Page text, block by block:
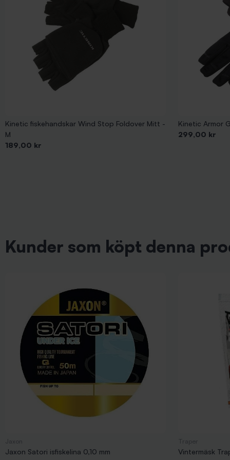
Kinetic fiskehandskar Wind Stop Foldover Mitt -
M
Pris
189,00 kr
Kinetic Armor
Pris
299,00 kr
Kunder som köpt denna
Jaxon Satori isfiskelina 0,10 mm
Vintermäsk